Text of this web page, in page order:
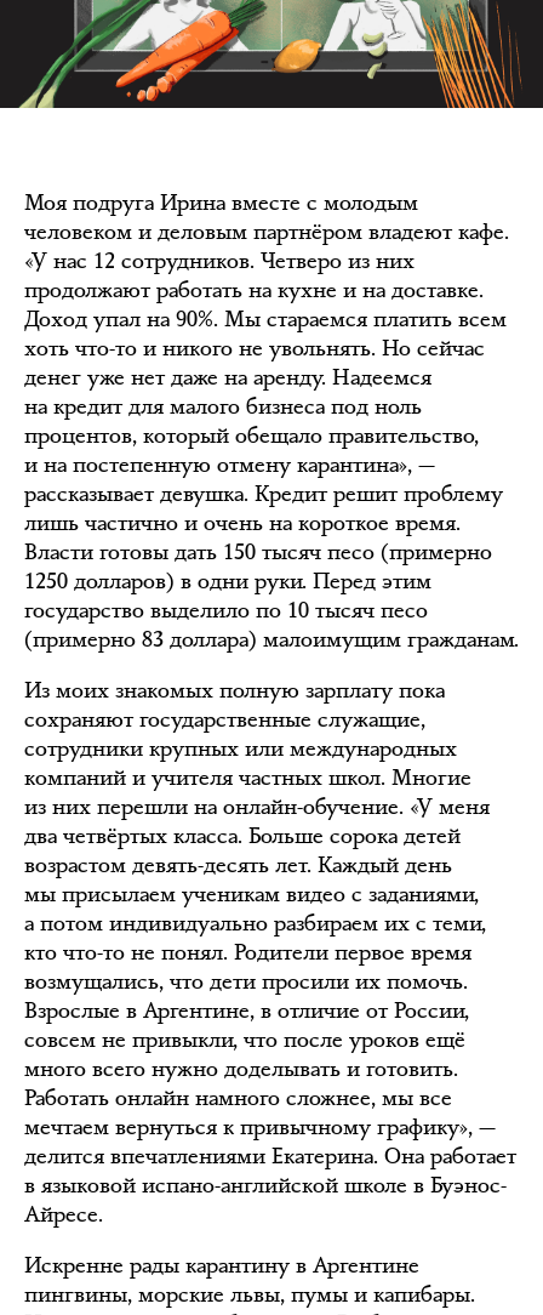
Моя подруга Ирина вместе с молодым
человеком и деловым партнёром владеют кафе.
«У нас 12 сотрудников. Четверо из них
продолжают работать на кухне и на доставке.
Доход упал на 90%. Мы стараемся платить всем
хоть что-то и никого не увольнять. Но сейчас
денег уже нет даже на аренду. Надеемся
на кредит для малого бизнеса под ноль
процентов, который обещало правительство,
и на постепенную отмену карантина», —
рассказывает девушка. Кредит решит проблему
лишь частично и очень на короткое время.
Власти готовы дать 150 тысяч песо (примерно
1250 долларов) в одни руки. Перед этим
государство выделило по 10 тысяч песо
(примерно 83 доллара) малоимущим гражданам.
Из моих знакомых полную зарплату пока
сохраняют государственные служащие,
сотрудники крупных или международных
компаний и учителя частных школ. Многие
из них перешли на онлайн-обучение. «У меня
два четвёртых класса. Больше сорока детей
возрастом девять-десять лет. Каждый день
мы присылаем ученикам видео с заданиями,
а потом индивидуально разбираем их с теми,
кто что-то не понял. Родители первое время
возмущались, что дети просили их помочь.
Взрослые в Аргентине, в отличие от России,
совсем не привыкли, что после уроков ещё
много всего нужно доделывать и готовить.
Работать онлайн намного сложнее, мы все
мечтаем вернуться к привычному графику», —
делится впечатлениями Екатерина. Она работает
в языковой испано-английской школе в Буэнос-
Айресе.
Искренне рады карантину в Аргентине
пингвины, морские львы, пумы и капибары.